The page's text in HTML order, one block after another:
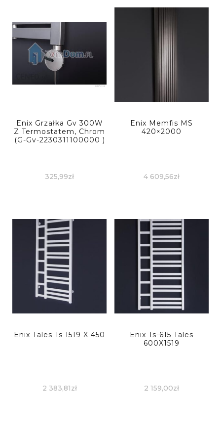
Enix Grzałka Gv 300W
Z Termostatem, Chrom
(G-Gv-2230311100000 )
325,99zł
Enix Memfis MS
420×2000
4 609,56zł
Enix Tales Ts 1519 X 450
2 383,81zł
Enix Ts-615 Tales
600X1519
2 159,00zł